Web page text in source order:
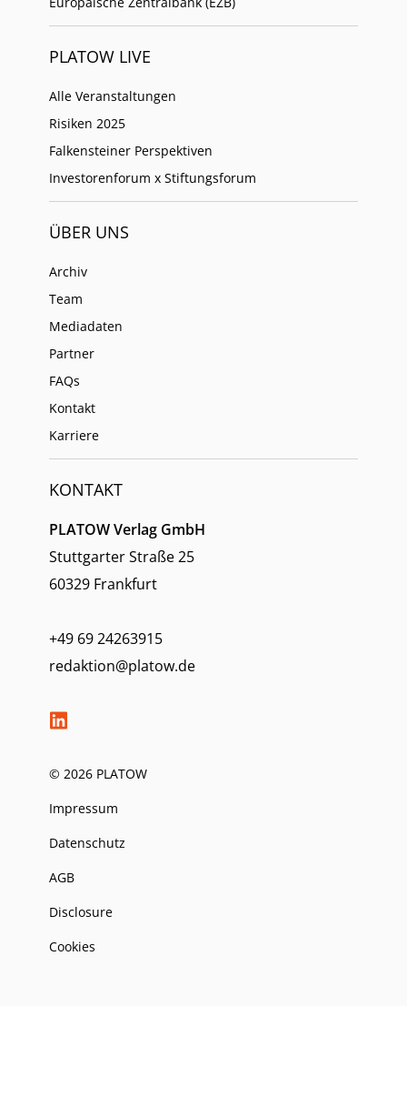
PLATOW LIVE
Alle Veranstaltungen
Risiken 2025
Falkensteiner Perspektiven
Investorenforum x Stiftungsforum
ÜBER UNS
Archiv
Team
Mediadaten
Partner
FAQs
Kontakt
Karriere
KONTAKT
PLATOW Verlag GmbH
Stuttgarter Straße 25
60329 Frankfurt
+49 69 24263915
redaktion@platow.de
© 2026 PLATOW
Impressum
Datenschutz
AGB
Disclosure
Cookies